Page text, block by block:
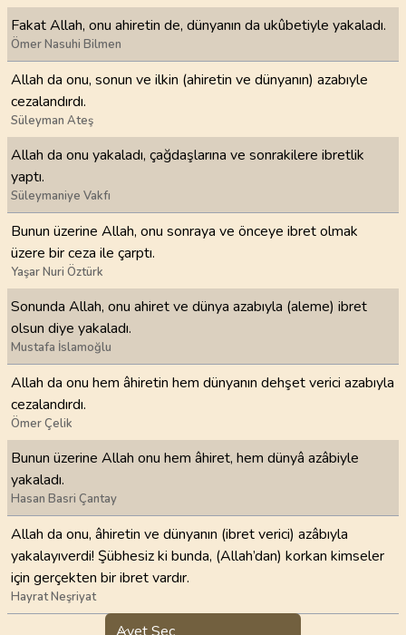
Fakat Allah, onu ahiretin de, dünyanın da ukûbetiyle yakaladı.
Ömer Nasuhi Bilmen
Allah da onu, sonun ve ilkin (ahiretin ve dünyanın) azabıyle
cezalandırdı.
Süleyman Ateş
Allah da onu yakaladı, çağdaşlarına ve sonrakilere ibretlik
yaptı.
Süleymaniye Vakfı
Bunun üzerine Allah, onu sonraya ve önceye ibret olmak
üzere bir ceza ile çarptı.
Yaşar Nuri Öztürk
Sonunda Allah, onu ahiret ve dünya azabıyla (aleme) ibret
olsun diye yakaladı.
Mustafa İslamoğlu
Allah da onu hem âhiretin hem dünyanın dehşet verici azabıyla
cezalandırdı.
Ömer Çelik
Bunun üzerine Allah onu hem âhiret, hem dünyâ azâbiyle
yakaladı.
Hasan Basri Çantay
Allah da onu, âhiretin ve dünyanın (ibret verici) azâbıyla
yakalayıverdi! Şübhesiz ki bunda, (Allah’dan) korkan kimseler
için gerçekten bir ibret vardır.
Hayrat Neşriyat